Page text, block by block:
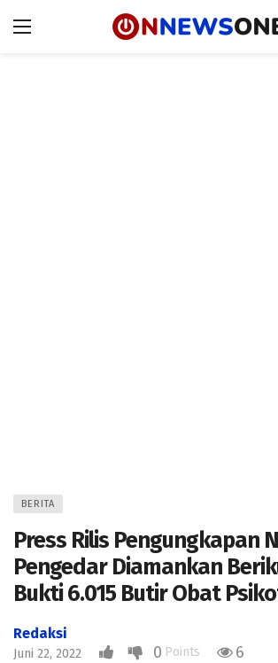
BERITA
Press Rilis Pengungkapan
Pengedar Diamankan
Bukti 6.015 Butir Obat
Redaksi
Juni 22, 2022 0 Points 6